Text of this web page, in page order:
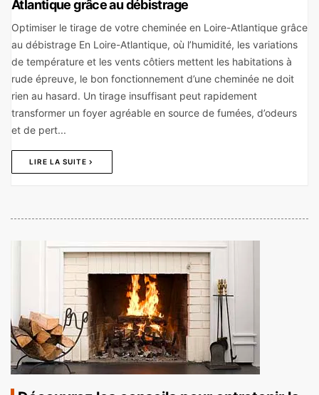
Atlantique grâce au débistrage
Optimiser le tirage de votre cheminée en Loire-Atlantique grâce
au débistrage En Loire-Atlantique, où l’humidité, les variations
de température et les vents côtiers mettent les habitations à
rude épreuve, le bon fonctionnement d’une cheminée ne doit
rien au hasard. Un tirage insuffisant peut rapidement
transformer un foyer agréable en source de fumées, d’odeurs
et de pert...
LIRE LA SUITE